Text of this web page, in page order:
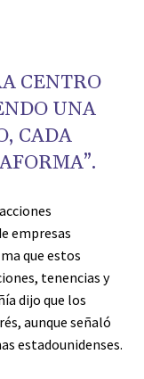
CENTRO
UNA
CADA
empresas
que estos
tenencias y
dijo que los
aunque señaló
estadounidenses.